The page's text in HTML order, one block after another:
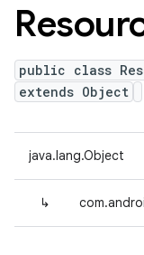
public class
extends Object
java.lang.Object
↳